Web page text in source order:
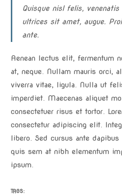
Quisque nisl felis,
ultrices sit amet, augue.
ante.
Aenean lectus elit, fermentum
at, neque. Nullam mauris orci,
viverra vitae, ligula. Nulla ut
imperdiet. Maecenas aliquet
consectetuer risus et tortor.
consectetur adipiscing elit.
libero. Sed cursus ante
quis sem at nibh elementum
ipsum.
TAGS: